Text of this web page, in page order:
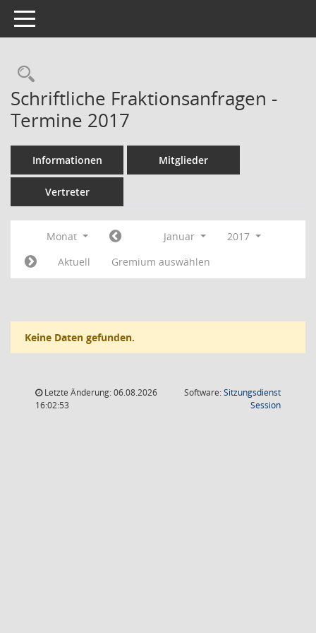
Toggle navigation
Rechercheauswahl
Schriftliche Fraktionsanfragen -
Termine 2017
Informationen Mitglieder
Vertreter
Monat Januar
2017
Aktuell
Gremium auswählen
Keine Daten gefunden.
Letzte Änderung: 06.08.2026
16:02:53
Software:Sitzungsdienst
Session(Wird in